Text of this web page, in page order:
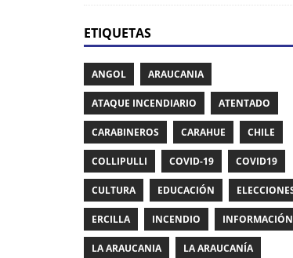
ETIQUETAS
ANGOL ARAUCANIA
ATAQUE INCENDIARIO ATENTADO
CARABINEROS CARAHUE CHILE
COLLIPULLI COVID-19 COVID19
CULTURA EDUCACIÓN
ERCILLA INCENDIO INFORMACIÓN
LA ARAUCANIA LA ARAUCANÍA